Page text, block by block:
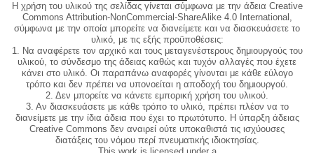
Η χρήση του υλικού της σελίδας γίνεται σύμφωνα με την άδεια Creative
Commons Attribution-NonCommercial-ShareAlike 4.0 International,
σύμφωνα με την οποία μπορείτε να διανείμετε και να διασκευάσετε το
υλικό, με τις εξής προϋποθέσεις:
1. Να αναφέρετε τον αρχικό και τους μεταγενέστερους δημιουργούς του
υλικού, το σύνδεσμο της άδειας καθώς και τυχόν αλλαγές που έχετε
κάνει στο υλικό. Οι παραπάνω αναφορές γίνονται με κάθε εύλογο
τρόπο και δεν πρέπει να υπονοείται η αποδοχή του δημιουργού.
2. Δεν μπορείτε να κάνετε εμπορική χρήση του υλικού.
3. Αν διασκευάσετε με κάθε τρόπο το υλικό, πρέπει πλέον να το
διανείμετε με την ίδια άδεια που έχει το πρωτότυπο. Η ύπαρξη άδειας
Creative Commons δεν αναιρεί ούτε υποκαθιστά τις ισχύουσες
διατάξεις του νόμου περί πνευματικής ιδιοκτησίας.